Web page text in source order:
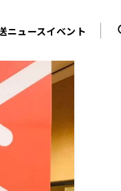
ニュースイベント